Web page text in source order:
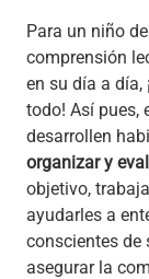
Para un niño
comprensión
en su día a día,
todo! Así pues,
desarrollen
organizar y
objetivo,
ayudarles a
conscientes de
asegurar la